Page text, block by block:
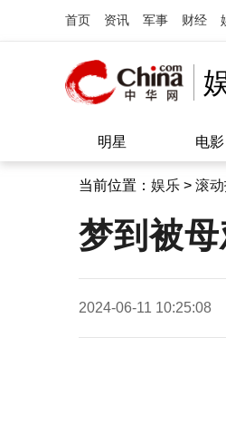
首页 资讯 军事 财经
明星 电影
当前位置： 娱乐 > 滚
梦到被
2024-06-11 10:25:08